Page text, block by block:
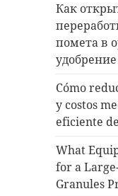
Как
помета в
удобрение
Cómo
y costos
eficiente
What
for a
Granules